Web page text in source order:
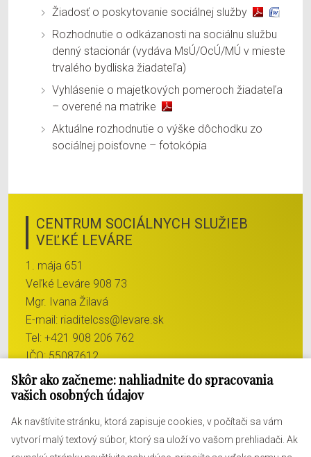
Žiadosť o poskytovanie sociálnej služby
Rozhodnutie o odkázanosti na sociálnu službu
denný stacionár (vydáva MsÚ/OcÚ/MÚ v mieste
trvalého bydliska žiadateľa)
Vyhlásenie o majetkových pomeroch žiadateľa
– overené na matrike
Aktuálne rozhodnutie o výške dôchodku zo
sociálnej poisťovne – fotokópia
CENTRUM SOCIÁLNYCH SLUŽIEB
VEĽKÉ LEVÁRE
1. mája 651
Veľké Leváre 908 73
Mgr. Ivana Žilavá
E-mail: riaditelcss@levare.sk
Tel: +421 908 206 762
IČO: 55087612
DIČ: 2121994512
Skôr ako začneme: nahliadnite do spracovania
vašich osobných údajov
Ak navštívite stránku, ktorá zapisuje cookies, v počítači sa vám
vytvorí malý textový súbor, ktorý sa uloží vo vašom prehliadači. Ak